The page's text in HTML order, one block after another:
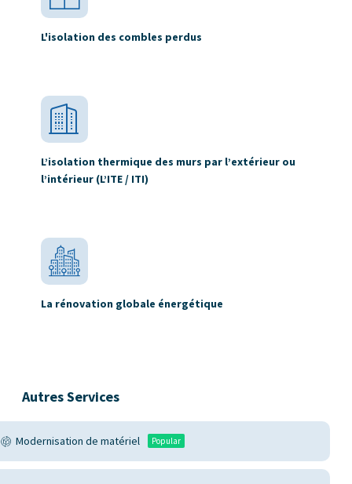
L'isolation des combles perdus
L’isolation thermique des murs par l’extérieur ou
l’intérieur (L’ITE / ITI)
La rénovation globale énergétique
Autres Services
Modernisation de matériel Popular